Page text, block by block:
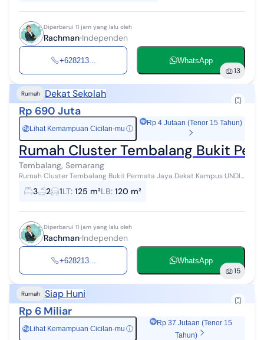
Diperbarui 11 jam yang lalu oleh
Rachman Independen
+628213... WhatsApp
13
Rumah Dekat Sekolah
Rp 690 Juta
Rp Lihat Kemampuan Cicilan-mu ⓘ
Rp 4 Jutaan (Tenor 15 Tahun)
Rumah Cluster Tembalang Bukit
Tembalang, Semarang
Rumah Cluster Tembalang Bukit Permata Jaya Dekat Kampus UNDIP
Tembalang Dekat SPBU Sigar Bencah Dekat Kulineran Bukit Kencana
Sertifikat HM L...
3 2 1LT: 125 m²LB: 120 m²
Diperbarui 11 jam yang lalu oleh
Rachman Independen
+628213... WhatsApp
15
Rumah Siap Huni
Rp 6 Miliar
Rp Lihat Kemampuan Cicilan-mu ⓘ
Rp 37 Jutaan (Tenor 15
Tahun)